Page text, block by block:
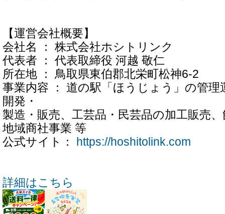
【運営会社概要】
会社名 ： 株式会社ホシトリンク
代表者 ： 代表取締役 河越 敬仁
所在地 ： 鳥取県東伯郡北栄町松神6-2
事業内容 ： 道の駅「ほうじょう」の管理
開発・
製造・販売、工芸品・民芸品の加工販売
地域商社事業 等
公式サイト：
https://hoshitolink.com
詳細はこちら